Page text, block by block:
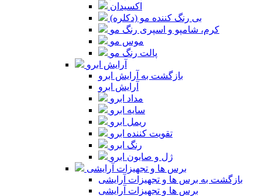
اکسیدان
بی رنگ کننده مو (دکلره)
کرم، شامپو و اسپری رنگ مو
موس مو
پالت رنگ مو
آرایش ابرو
بازگشت به آرایش ابرو
آرایش ابرو
مداد ابرو
سایه ابرو
ریمل ابرو
تقویت کننده ابرو
رنگ ابرو
ژل و صابون ابرو
برس ها و تجهیزات آرایشی
بازگشت به برس ها و تجهیزات آرایشی
برس ها و تجهیزات آرایشی